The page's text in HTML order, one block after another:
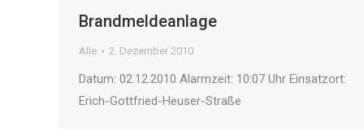
Brandmeldeanlage
Alle 2. Dezember 2010
Datum: 02.12.2010 Alarmzeit: 10:07 Uhr Einsatzort:
Erich-Gottfried-Heuser-Straße